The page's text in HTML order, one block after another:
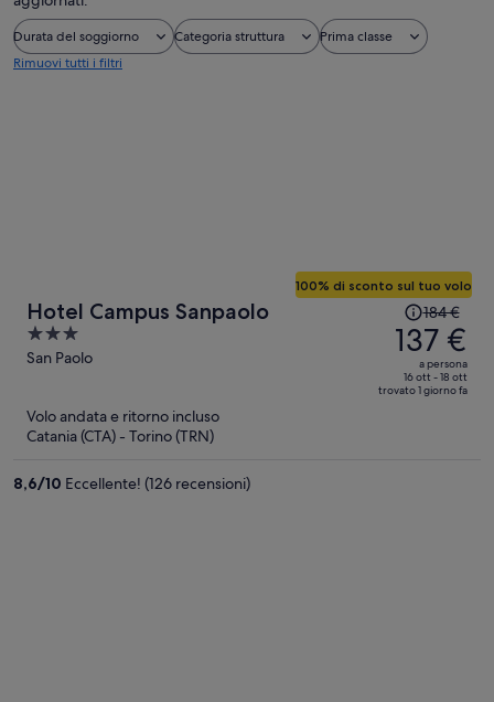
Durata del soggiorno Categoria struttura
Prima classe
Rimuovi tutti i filtri
Hotel Campus Sanpaolo
3
out
5
San Paolo
100% di sconto sul tuo volo
prezzo
era
184 €,
ora
184 €
137 €
a persona
16 ott - 18 ott
trovato 1 giorno fa
Volo andata e ritorno incluso
Catania (CTA) - Torino (TRN)
8,6/10 Eccellente! (126 recensioni)